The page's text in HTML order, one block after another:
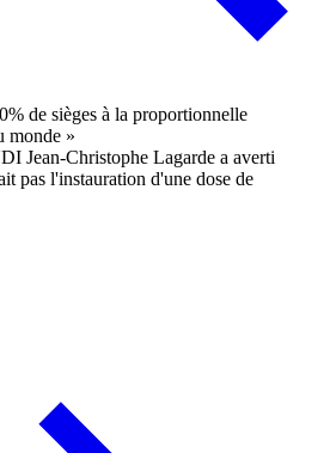
Jean-Christophe Lagarde a averti
pas l'instauration d'une dose de